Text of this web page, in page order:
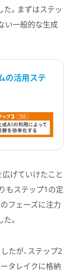
。まずはステッ
い一般的な生成
の活用ステ
げていけたこと
もステップ1の定
フェーズに注力
。
たが、ステップ2
タレイクに格納